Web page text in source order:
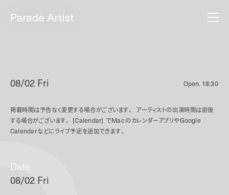
08/02 Fri Open. 18:30
掲載時間は予告なく変更する場合がございます。
アーティストの出演時間は前後
する場合がございます。
[Calendar] でMacのカレンダーアプリやGoogle
Calendarなどにライブ予定を追加できます。
Date
08/02 Fri